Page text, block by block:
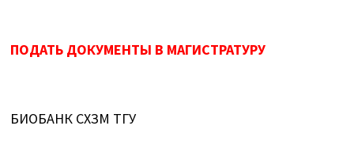
ПОДАТЬ ДОКУМЕНТЫ В МАГИСТРАТУРУ
БИОБАНК СХЗМ ТГУ